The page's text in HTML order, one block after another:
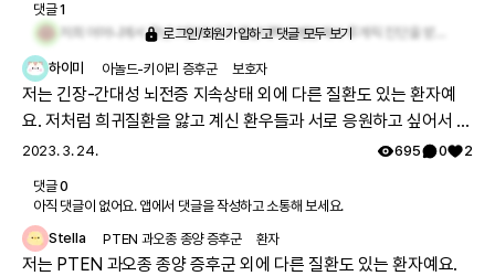
댓글1
로그인/회원가입하고 댓글 모두 보기
하이미 아놀드-키아리 증후군 보호자
저는 긴장-간대성 뇌전증 지속상태 외에 다른 질환도 있는 환자예
요. 저처럼 희귀질환을 앓고 계신 환우들과 서로 응원하고 싶어서 가
입했어요. 🏥 병원 치료에 대해 이야기하실 분~!
2023. 3. 24. 695 0 2
댓글0
아직 댓글이 없어요. 앱에서 댓글을 작성하고 소통해 보세요.
Stella
PTEN 과오종 종양 증후군 환자
저는 PTEN 과오종 종양 증후군 외에 다른 질환도 있는 환자예요.